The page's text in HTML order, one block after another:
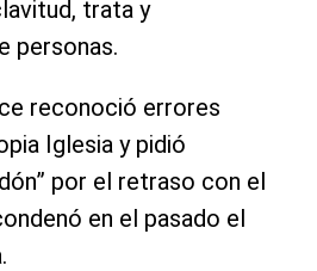
trata y
personas.
reconoció errores
Iglesia y pidió
por el retraso con el
en el pasado el